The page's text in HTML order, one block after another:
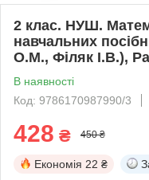
2 клас. НУШ.
навчальних
О.М., Філяк І.В.),
В наявності
Код: 9786170987990/3
428 ₴ 450 ₴
Економія 22 ₴